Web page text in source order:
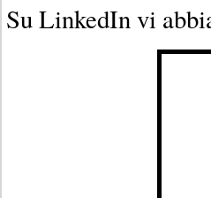
Su LinkedIn vi